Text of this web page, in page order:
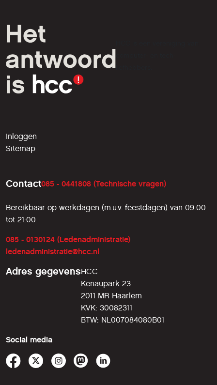
liefhebbers.
Inloggen
Sitemap
Contact085 - 0441808 (Technische vragen)
Bereikbaar op werkdagen (m.u.v. feestdagen) van 09:00
tot 21:00
085 - 0130124 (Ledenadministratie)
ledenadministratie@hcc.nl
Adres gegevensHCC
Kenaupark 23
2011 MR Haarlem
KVK: 30082311
BTW: NL007084080B01
Social media